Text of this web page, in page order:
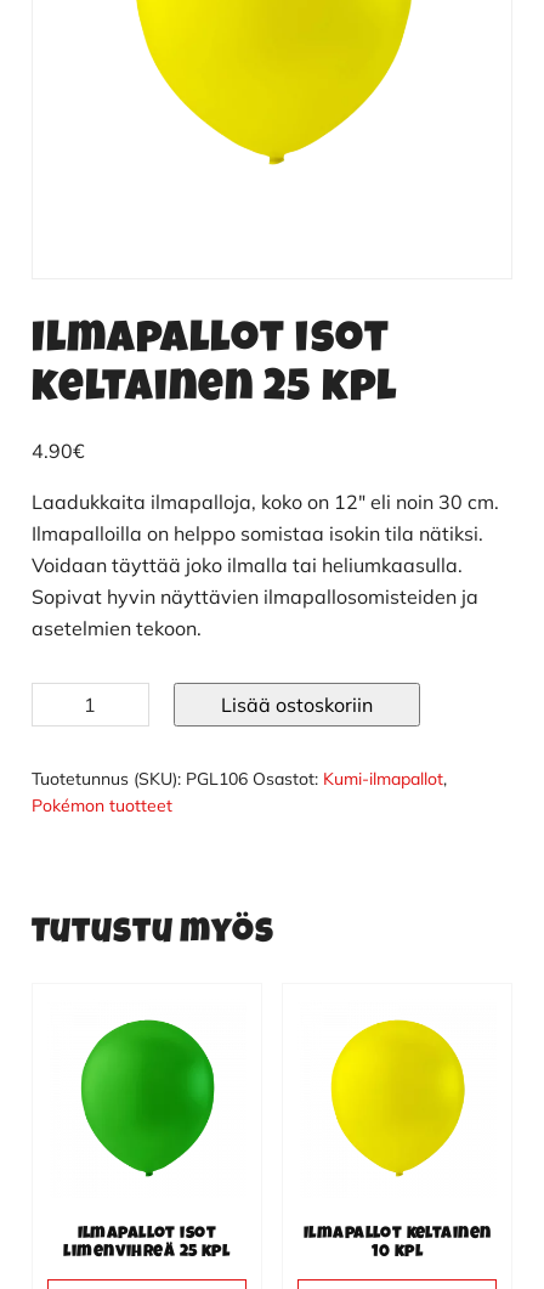
Ilmapallot isot
keltainen 25 kpl
4.90€
Laadukkaita ilmapalloja, koko on 12″ eli noin 30 cm.
Ilmapalloilla on helppo somistaa isokin tila nätiksi.
Voidaan täyttää joko ilmalla tai heliumkaasulla.
Sopivat hyvin näyttävien ilmapallosomisteiden ja
asetelmien tekoon.
Ilmapallot
isot
25
kpl
Lisää ostoskoriin
Tuotetunnus (SKU): PGL106 Osastot: Kumi-ilmapallot,
Pokémon tuotteet
Tutustu myös
Ilmapallot isot
limenvihreä 25 kpl
Ilmapallot keltainen
10 kpl